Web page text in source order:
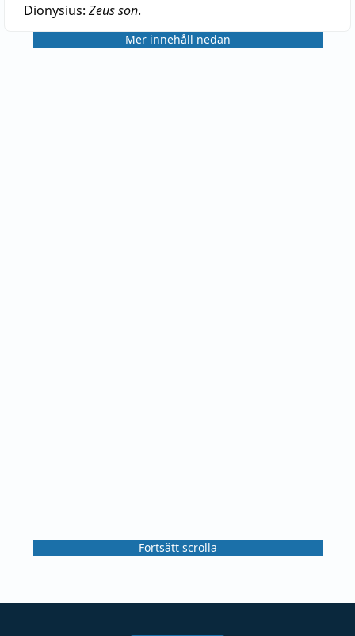
Dionysius: Zeus son.
Mer innehåll nedan
Fortsätt scrolla